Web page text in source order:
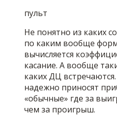
пульт
Не понятно из каких
по каким вообще
вычисляется
касание. А вообще
каких ДЦ
надежно приносят
«обычные» где за
чем за проигрыш.